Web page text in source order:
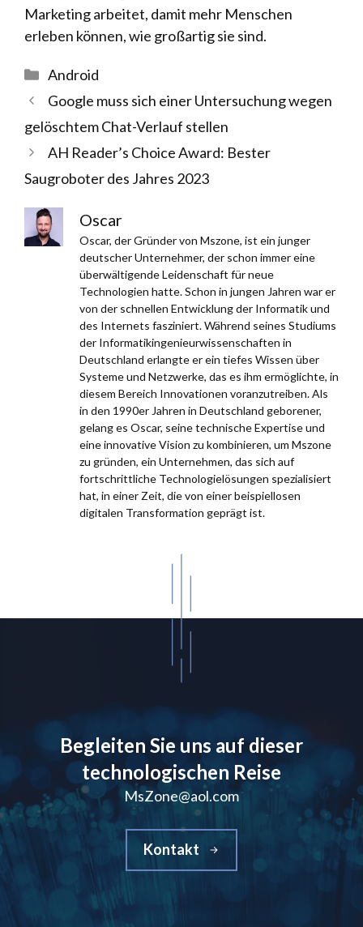
Marketing arbeitet, damit mehr Menschen
erleben können, wie großartig sie sind.
Kategorien
Android
Google muss sich einer Untersuchung wegen
gelöschtem Chat-Verlauf stellen
AH Reader’s Choice Award: Bester
Saugroboter des Jahres 2023
Oscar
Oscar, der Gründer von Mszone, ist ein junger
deutscher Unternehmer, der schon immer eine
überwältigende Leidenschaft für neue
Technologien hatte. Schon in jungen Jahren war er
von der schnellen Entwicklung der Informatik und
des Internets fasziniert. Während seines Studiums
der Informatikingenieurwissenschaften in
Deutschland erlangte er ein tiefes Wissen über
Systeme und Netzwerke, das es ihm ermöglichte, in
diesem Bereich Innovationen voranzutreiben. Als
in den 1990er Jahren in Deutschland geborener,
gelang es Oscar, seine technische Expertise und
eine innovative Vision zu kombinieren, um Mszone
zu gründen, ein Unternehmen, das sich auf
fortschrittliche Technologielösungen spezialisiert
hat, in einer Zeit, die von einer beispiellosen
digitalen Transformation geprägt ist.
Begleiten Sie uns auf dieser
technologischen Reise
MsZone@aol.com
Kontakt